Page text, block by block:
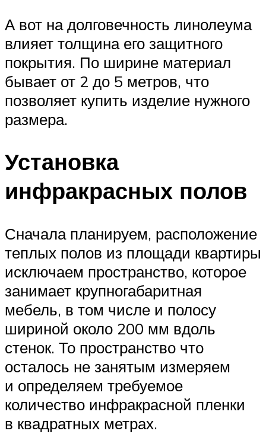
А вот на долговечность линолеума
влияет толщина его защитного
покрытия. По ширине материал
бывает от 2 до 5 метров, что
позволяет купить изделие нужного
размера.
Установка
инфракрасных полов
Сначала планируем, расположение
теплых полов из площади квартиры
исключаем пространство, которое
занимает крупногабаритная
мебель, в том числе и полосу
шириной около 200 мм вдоль
стенок. То пространство что
осталось не занятым измеряем
и определяем требуемое
количество инфракрасной пленки
в квадратных метрах.